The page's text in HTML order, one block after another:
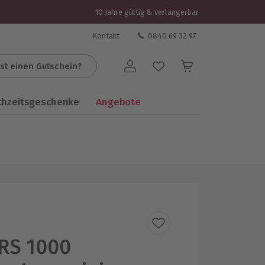
10 Jahre gültig & verlängerbar
Kontakt 0840 69 32 97
einen Gutschein? Benutzerkonto
Angebote
1000